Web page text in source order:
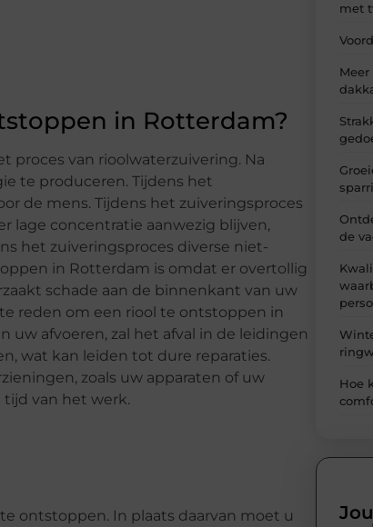
in Rotterdam?
proces van rioolwaterzuivering. Na
te produceren. Tijdens het
de mens. Tijdens het zuiveringsproces
lage concentratie aanwezig blijven,
het zuiveringsproces diverse niet-
in Rotterdam is omdat er overtollig
schade aan de binnenkant van uw
reden om een riool te ontstoppen in
uw afvoeren, zal het afval in de leidingen
wat kan leiden tot dure reparaties.
zoals uw apparaten of uw
van het werk.
ontstoppen. In plaats daarvan moet u
met
de
Hoe